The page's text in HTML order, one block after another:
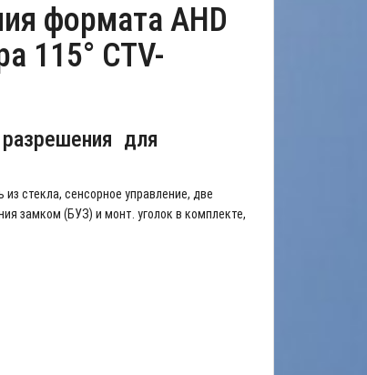
формата AHD
115° CTV-
для
стекла, сенсорное управление, две
замком (БУЗ) и монт. уголок в комплекте,